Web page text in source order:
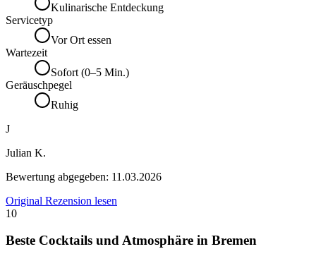
Kulinarische Entdeckung
Servicetyp
Vor Ort essen
Wartezeit
Sofort (0–5 Min.)
Geräuschpegel
Ruhig
J
Julian K.
Bewertung abgegeben: 11.03.2026
Original Rezension lesen
10
Beste Cocktails und Atmosphäre in Bremen